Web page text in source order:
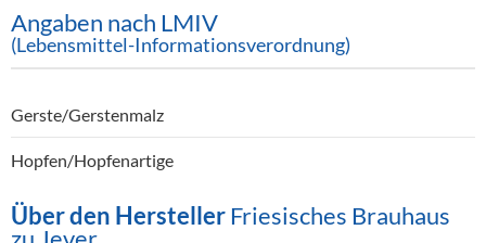
Angaben nach LMIV
(Lebensmittel-Informationsverordnung)
Gerste/Gerstenmalz
Hopfen/Hopfenartige
Über den Hersteller Friesisches Brauhaus